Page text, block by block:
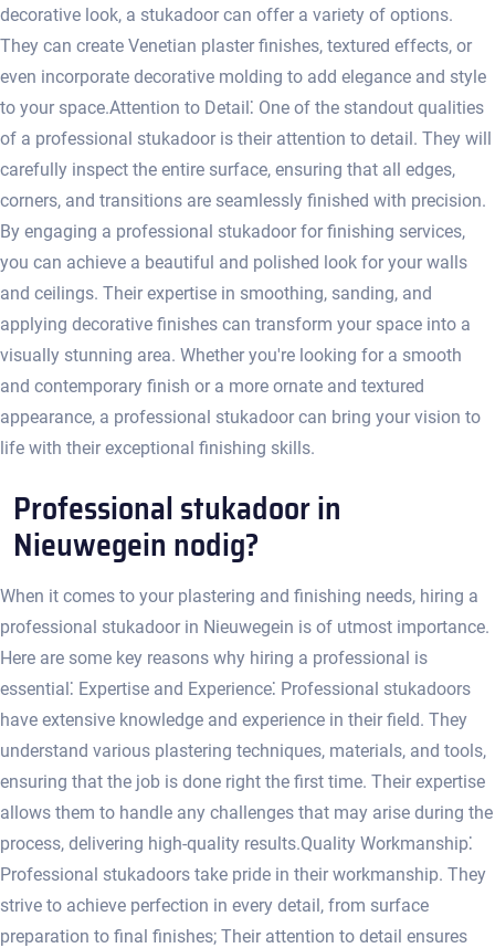
decorative look, a stukadoor can offer a variety of options.
They can create Venetian plaster finishes, textured effects, or
even incorporate decorative molding to add elegance and style
to your space.​ Attention to Detail⁚ One of the standout qualities
of a professional stukadoor is their attention to detail.​ They will
carefully inspect the entire surface, ensuring that all edges,
corners, and transitions are seamlessly finished with precision.​
By engaging a professional stukadoor for finishing services,
you can achieve a beautiful and polished look for your walls
and ceilings.​ Their expertise in smoothing, sanding, and
applying decorative finishes can transform your space into a
visually stunning area. Whether you're looking for a smooth
and contemporary finish or a more ornate and textured
appearance, a professional stukadoor can bring your vision to
life with their exceptional finishing skills.​
Professional stukadoor in
Nieuwegein nodig?
When it comes to your plastering and finishing needs, hiring a
professional stukadoor in Nieuwegein is of utmost importance.
Here are some key reasons why hiring a professional is
essential⁚ Expertise and Experience⁚ Professional stukadoors
have extensive knowledge and experience in their field.​ They
understand various plastering techniques, materials, and tools,
ensuring that the job is done right the first time.​ Their expertise
allows them to handle any challenges that may arise during the
process, delivering high-quality results.​ Quality Workmanship⁚
Professional stukadoors take pride in their workmanship.​ They
strive to achieve perfection in every detail, from surface
preparation to final finishes; Their attention to detail ensures